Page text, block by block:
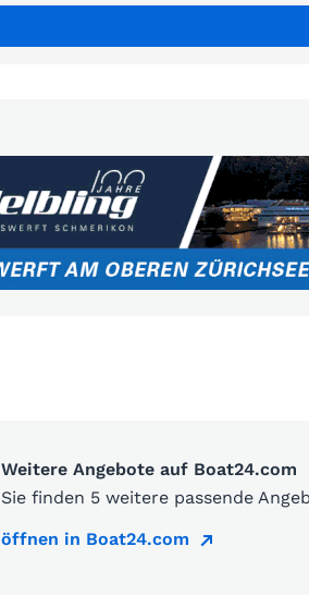
Weitere Angebote auf Boat24.com
Sie finden 5 weitere passende
öffnen in Boat24.com